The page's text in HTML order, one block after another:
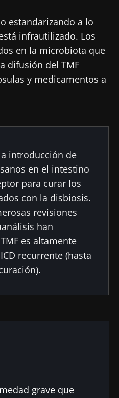
estandarizando a lo
infrautilizado. Los
en la microbiota que
difusión del TMF
y medicamentos a
introducción de
en el intestino
para curar los
con la disbiosis.
revisiones
han
es altamente
recurrente (hasta
grave que